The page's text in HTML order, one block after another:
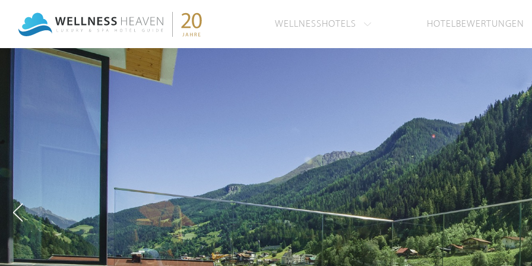
WELLNESSHOTELS HOTELBEWERTUNGEN